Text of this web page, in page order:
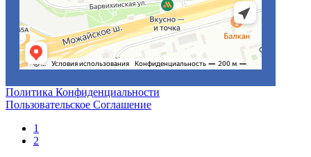
Политика Конфиденциальности
Пользовательское Соглашение
1
2